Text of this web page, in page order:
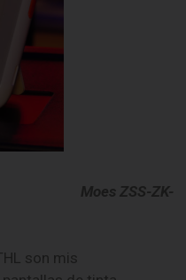
ZSS-ZK-
son mis